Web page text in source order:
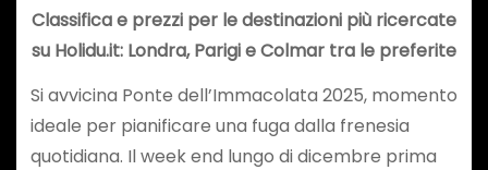
Classifica e prezzi per le destinazioni più ricercate
su Holidu.it: Londra, Parigi e Colmar tra le preferite
Si avvicina Ponte dell’Immacolata 2025, momento
ideale per pianificare una fuga dalla frenesia
quotidiana. Il week end lungo di dicembre prima